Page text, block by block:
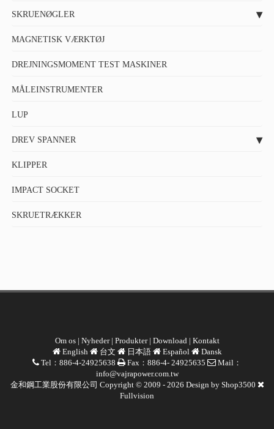
SKRUENØGLER
MAGNETISK VÆRKTØJ
DREJNINGSMOMENT TEST MASKINER
MÅLEINSTRUMENTER
LUP
DREV SPANNER
KLIPPER
IMPACT SOCKET
SKRUETRÆKKER
Om os| Nyheder| Produkter| Download| Kontakt
English
台文 日本語 Español
Dansk
Tel：886-4-24925638
Fax：886-4- 24925635
Mail：
info@vajrapower.com.tw
金和鋼工業股份有限公司 Copyright © 2009 - 2026 Design by Shop3500
Fullvision